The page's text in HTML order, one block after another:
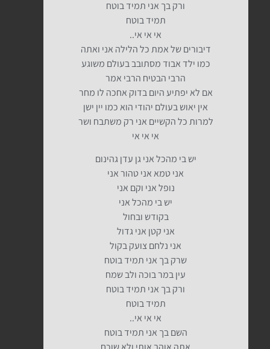
ורק בך אני תמיד בוטח
תמיד בוטח
אי אי אי..
דיבורים של אמת כל הלילה אני ואתה
כמו ילד אבוד מסתובב בעולם משוגע
הרבי הבטיח הרבי אמר
אם לא יפתיע היום בדוק אחכה לו מחר
אין יאוש בעולם יהודי הוא כמו יין ישן
למרות כל הקשיים אני רק משתבח ושר
אי אי אי
יש בי מהכל אני גן עדן גהינום
אני טמא אני טהור אני
נופל אני וקם אני
יש בי מהכל אני
בקודש ובחול
אני קטן אני גדול
אני נלחם צועק בקול
שרק בך אני תמיד בוטח
עין במר בוכה ולב שמח
ורק בך אני תמיד בוטח
תמיד בוטח
אי אי אי..
השם בך אני תמיד בוטח